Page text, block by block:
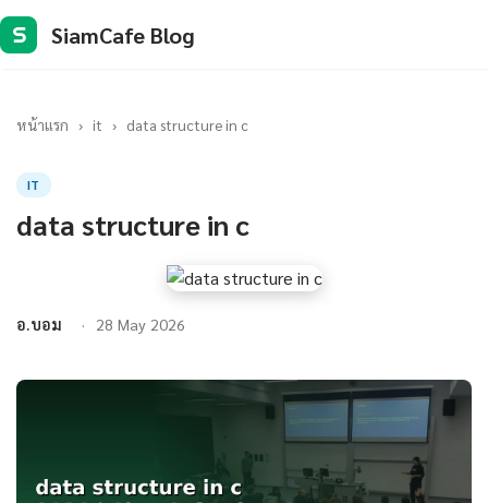
S SiamCafe Blog
หน้าแรก › it › data structure in c
IT
data structure in c
อ.บอม 28 May 2026